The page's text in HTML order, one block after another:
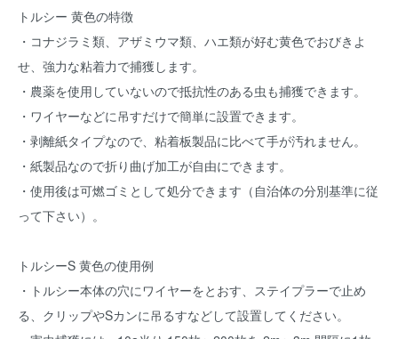
トルシー 黄色の特徴
・コナジラミ類、アザミウマ類、ハエ類が好む黄色でおびきよ
せ、強力な粘着力で捕獲します。
・農薬を使用していないので抵抗性のある虫も捕獲できます。
・ワイヤーなどに吊すだけで簡単に設置できます。
・剥離紙タイプなので、粘着板製品に比べて手が汚れません。
・紙製品なので折り曲げ加工が自由にできます。
・使用後は可燃ゴミとして処分できます（自治体の分別基準に従
って下さい）。
トルシーS 黄色の使用例
・トルシー本体の穴にワイヤーをとおす、ステイプラーで止め
る、クリップやSカンに吊るすなどして設置してください。